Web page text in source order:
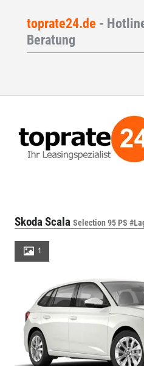
toprate24.de -
Beratung
Skoda Scala Selection 95 PS
1